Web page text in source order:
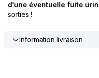
d'une éventuelle fuite
sorties !
Information livraison